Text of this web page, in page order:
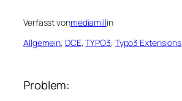
Verfasst vonmediamillin
Allgemein, DCE, TYPO3, Typo3 Extensions
Problem: